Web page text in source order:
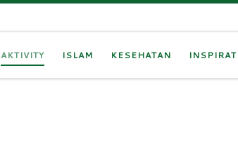
AKTIVITY ISLAM KESEHATAN